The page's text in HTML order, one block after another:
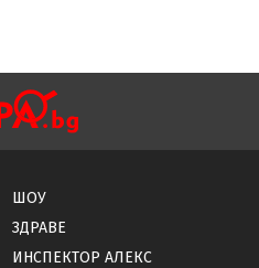
ШОУ
ЗДРАВЕ
ИНСПЕКТОР АЛЕКС